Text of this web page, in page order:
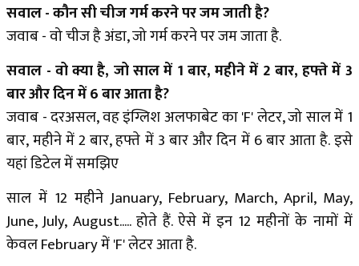
सवाल - कौन सी चीज गर्म करने पर जम जाती है?
जवाब - वो चीज है अंडा, जो गर्म करने पर जम जाता है.
सवाल - वो क्या है, जो साल में 1 बार, महीने में 2 बार, हफ्ते में 3
बार और दिन में 6 बार आता है?
जवाब - दरअसल, वह इंग्लिश अलफाबेट का 'F' लेटर, जो साल में 1
बार, महीने में 2 बार, हफ्ते में 3 बार और दिन में 6 बार आता है. इसे
यहां डिटेल में समझिए
साल में 12 महीने January, February, March, April, May,
June, July, August..... होते हैं. ऐसे में इन 12 महीनों के नामों में
केवल February में 'F' लेटर आता है.